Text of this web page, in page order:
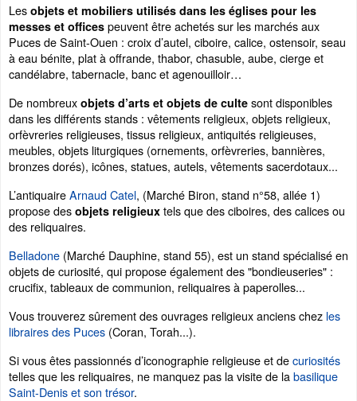
Les objets et mobiliers utilisés dans les églises pour les
messes et offices peuvent être achetés sur les marchés aux
Puces de Saint-Ouen : croix d’autel, ciboire, calice, ostensoir, seau
à eau bénite, plat à offrande, thabor, chasuble, aube, cierge et
candélabre, tabernacle, banc et agenouilloir…
De nombreux objets d’arts et objets de culte sont disponibles
dans les différents stands : vêtements religieux, objets religieux,
orfèvreries religieuses, tissus religieux, antiquités religieuses,
meubles, objets liturgiques (ornements, orfèvreries, bannières,
bronzes dorés), icônes, statues, autels, vêtements sacerdotaux...
L’antiquaireArnaud Catel, (Marché Biron, stand n°58, allée 1)
propose des objets religieux tels que des ciboires, des calices ou
des reliquaires.
Belladone (Marché Dauphine, stand 55), est un stand spécialisé en
objets de curiosité, qui propose également des "bondieuseries" :
crucifix, tableaux de communion, reliquaires à paperolles...
Vous trouverez sûrement des ouvrages religieux anciens chez les
libraires des Puces (Coran, Torah...).
Si vous êtes passionnés d’iconographie religieuse et decuriosités
telles que les reliquaires, ne manquez pas la visite de labasilique
Saint-Denis et son trésor.